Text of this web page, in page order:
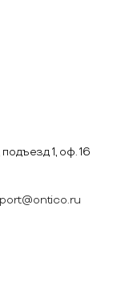
1, оф. 16